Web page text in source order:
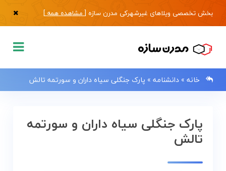
بخش تخصصی ویلاهای غیرشهرکی مدرن سازه [مشاهده همه]
خانه» دانشنامه» پارک جنگلی سیاه داران و سورتمه تالش
پارک جنگلی سیاه داران و سورتمه
تالش
0133483
صفحه